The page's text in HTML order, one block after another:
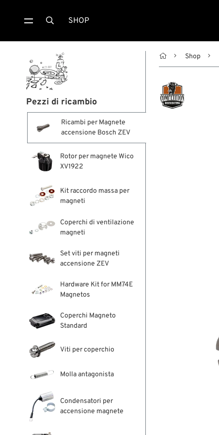
 SHOP
Pezzi di ricambio
Ricambi per Magnete
accensione Bosch ZEV
Rotor per magnete Wico
XV1922
Kit raccordo massa per
magneti
Coperchi di ventilazione
magneti
Set viti per magneti
accensione ZEV
Hardware Kit for MM74E
Magnetos
Coperchi Magneto
Standard
Viti per coperchio
Molla antagonista
Condensatori per
accensione magnete
 Shop